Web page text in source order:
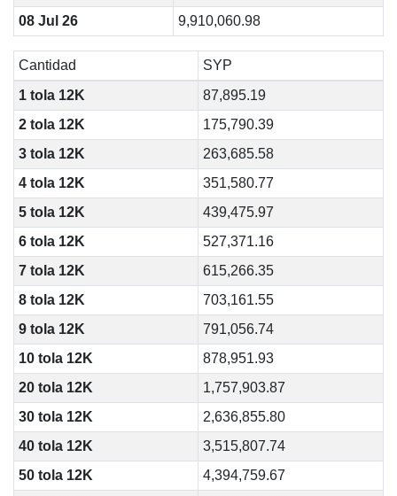
08 Jul 26
9,910,060.98
Cantidad
SYP
1 tola 12K
87,895.19
2 tola 12K
175,790.39
3 tola 12K
263,685.58
4 tola 12K
351,580.77
5 tola 12K
439,475.97
6 tola 12K
527,371.16
7 tola 12K
615,266.35
8 tola 12K
703,161.55
9 tola 12K
791,056.74
10 tola 12K
878,951.93
20 tola 12K
1,757,903.87
30 tola 12K
2,636,855.80
40 tola 12K
3,515,807.74
50 tola 12K
4,394,759.67